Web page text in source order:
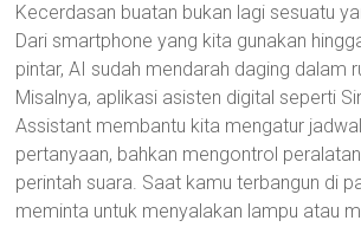
Kecerdasan buatan bukan lagi sesuatu
Dari smartphone yang kita gunakan
pintar, AI sudah mendarah daging dalam
Misalnya, aplikasi asisten digital seperti
Assistant membantu kita mengatur
pertanyaan, bahkan mengontrol
perintah suara. Saat kamu terbangun di
meminta untuk menyalakan lampu atau